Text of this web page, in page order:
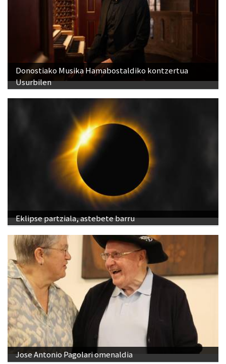
Donostiako Musika Hamabostaldiko kontzertua
Usurbilen
Eklipse partziala, astebete barru
Jose Antonio Pagolari omenaldia